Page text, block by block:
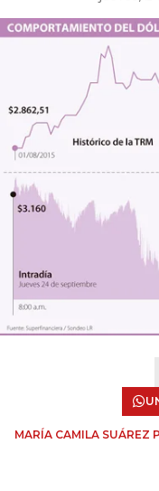
MARÍA CAMILA SUÁREZ